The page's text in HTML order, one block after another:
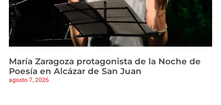
María Zaragoza protagonista de la Noche de
Poesía en Alcázar de San Juan
agosto 7, 2026